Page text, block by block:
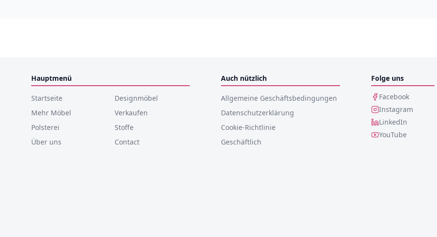
Hauptmenü
Startseite
Designmöbel
Mehr Möbel
Verkaufen
Polsterei
Stoffe
Über uns
Contact
Auch nützlich
Allgemeine Geschäftsbedingungen
Datenschutzerklärung
Cookie-Richtlinie
Geschäftlich
Folge uns
Facebook
Instagram
LinkedIn
YouTube